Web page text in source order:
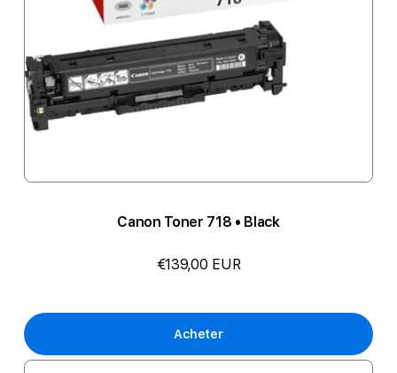
Canon Toner 718 • Black
€139,00 EUR
Acheter